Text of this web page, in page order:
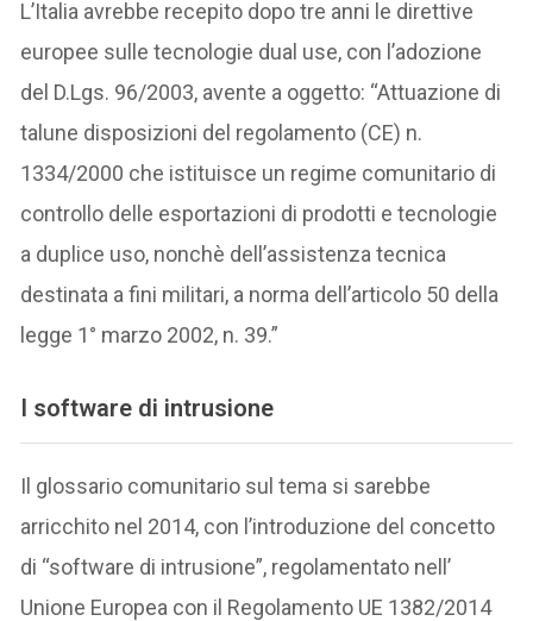
L’Italia avrebbe recepito dopo tre anni le direttive
europee sulle tecnologie dual use, con l’adozione
del D.Lgs. 96/2003, avente a oggetto: “Attuazione di
talune disposizioni del regolamento (CE) n.
1334/2000 che istituisce un regime comunitario di
controllo delle esportazioni di prodotti e tecnologie
a duplice uso, nonchè dell’assistenza tecnica
destinata a fini militari, a norma dell’articolo 50 della
legge 1° marzo 2002, n. 39.”
I software di intrusione
Il glossario comunitario sul tema si sarebbe
arricchito nel 2014, con l’introduzione del concetto
di “software di intrusione”, regolamentato nell’
Unione Europea con il Regolamento UE 1382/2014